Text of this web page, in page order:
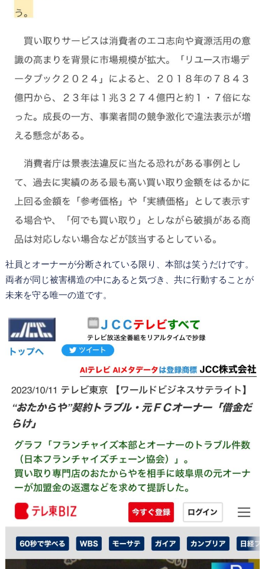
社員とオーナーが分断されている限り、本部は笑うだけです。
両者が同じ被害構造の中にあると気づき、共に行動することが
未来を守る唯一の道です。